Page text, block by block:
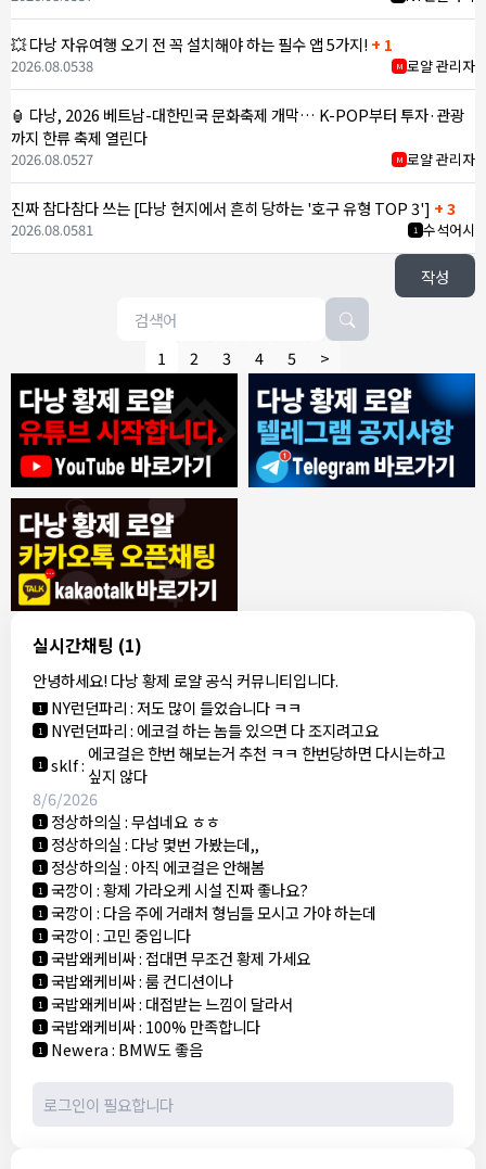
실시간채팅 (1)
안녕하세요! 다낭 황제 로얄 공식 커뮤니티입니다.
8/4/2026
1 모기한테물림:여기도 문의해보면 바로 알려줌
1 모기한테물림:정찰가보다 쌀수 없음
1 결혼안해:ㄹㅇ 팩트 ㅋㅋㅋㅋ
결혼안해:ㄹㅇ 팩트 ㅋㅋㅋㅋ
8/5/2026
NY런던파리 :다낭 에코걸 여기서 예약 가능한가요?
1 3군:에코걸 좀 조심 하는게 좋음
1 NY런던파리:저도 많이 들었습니다 ㅋㅋ
1 NY런던파리: 에코걸 하는 놈들 있으면 다 조지려고요
1 sklf: 에코걸은 한번 해보는거 추천 ㅋㅋ 한번당하면 다시는하고
싶지 않다
8/6/2026
1 정상하의실:무섭네요 ㅎㅎ
1 정상하의실: 다낭 몇번 가봤는데,,
1 정상하의실: 아직 에코걸은 안해봄
1 국깡이:황제 가라오케 시설 진짜 좋나요?
1 국깡이: 다음 주에 거래처 형님들 모시고 가야 하는데
1 국깡이:고민 중입니다
1 국밥왜케비싸: 접대면 무조건 황제 가세요
1 국밥왜케비싸:룸 컨디션이나
1 국밥왜케비싸: 대접받는 느낌이 달라서
1 국밥왜케비싸: 100% 만족합니다
1 Newera: BMW도 좋음
💥 다낭 자유여행 오기 전 꼭 설치해야 하는 필수 앱 5가지! + 1
M 로얄 관리자
2026.08.0538
🏮 다낭, 2026 베트남-대한민국 문화축제 개막… K-POP부터 투자·관광
까지 한류 축제 열린다
M 로얄 관리자
2026.08.0527
진짜 참다참다 쓰는 [다낭 현지에서 흔히 당하는 '호구 유형 TOP 3'] + 3
1 수석어시
2026.08.0581
작성
1 2 3 4 5 >